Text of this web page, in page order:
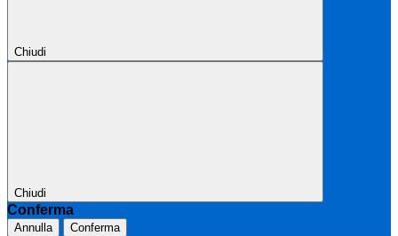
Chiudi
Chiudi
Conferma
Annulla Conferma